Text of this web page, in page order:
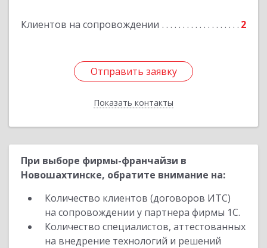
Клиентов на сопровождении 2
Отправить заявку
Показать контакты
Отправить заявку
Назад
При выборе фирмы-франчайзи в
Новошахтинске, обратите внимание на:
Количество клиентов (договоров ИТС)
на сопровождении у партнера фирмы 1С.
Количество специалистов, аттестованных
на внедрение технологий и решений